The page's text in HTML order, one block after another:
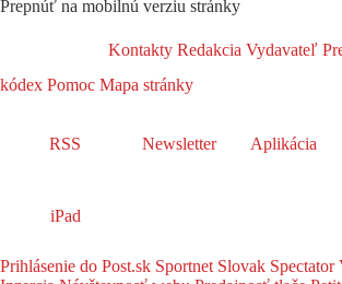
Prepnúť na mobilnú verziu stránky
Kontakty Redakcia Vydavateľ
kódex Pomoc Mapa stránky
RSS Newsletter Aplikácia
iPad
Prihlásenie do Post.sk Sportnet Slovak Spectator